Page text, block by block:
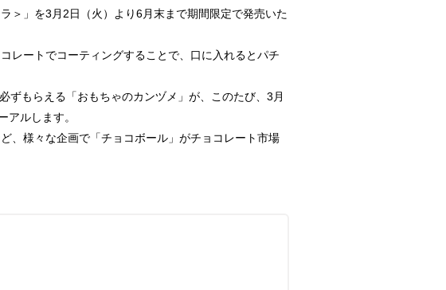
＞」を3月2日（火）より6月末まで期間限定で発売いた
レートでコーティングすることで、口に入れるとパチ
ずもらえる「おもちゃのカンヅメ」が、このたび、3月
ルします。
、様々な企画で「チョコボール」がチョコレート市場